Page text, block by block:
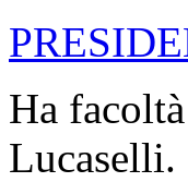
Ha
Lucaselli.